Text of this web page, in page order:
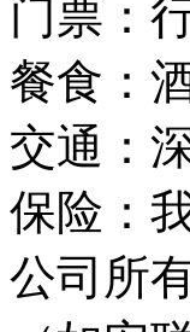
门票：
餐食：
交通：
保险：
公司所